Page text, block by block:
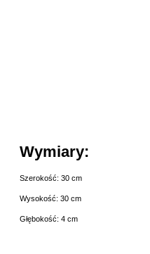
Wymiary:
Szerokość: 30 cm
Wysokość: 30 cm
Głębokość: 4 cm